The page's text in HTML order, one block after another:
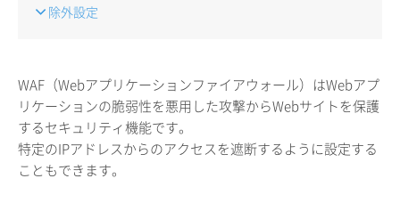
除外設定
WAF（Webアプリケーションファイアウォール）はWebアプ
リケーションの脆弱性を悪用した攻撃からWebサイトを保護
するセキュリティ機能です。
特定のIPアドレスからのアクセスを遮断するように設定する
こともできます。